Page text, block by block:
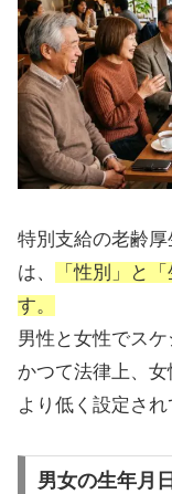
特別支給の老齢
は、
「性別」と
す。
男性と女性でスケ
かつて法律上、
より低く設定され
男女の生年月